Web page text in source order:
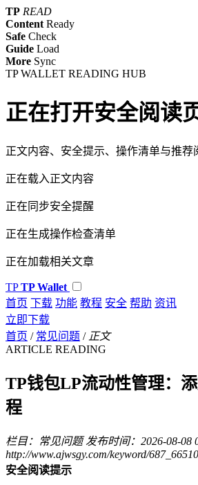
TP READ
Content Ready
Safe Check
Guide Load
More Sync
TP WALLET READING HUB
正在打开安全阅读
正文内容、安全提示、操作清单与推荐
正在载入正文内容
正在同步安全提醒
正在生成操作检查清单
正在加载相关文章
TP TP Wallet
首页 下载 功能 教程 安全 帮助 资讯
立即下载
首页 / 常见问题 / 正文
ARTICLE READING
TP钱包LP流动性管理：
程
栏目：常见问题 发布时间：2026-08-08
http://www.ajwsgy.com/keyword/
安全阅读提示